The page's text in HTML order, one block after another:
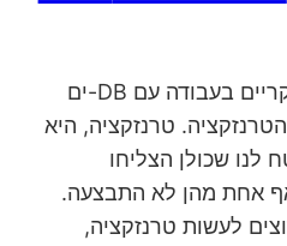
אחד ה- primitives העיקריים בעבודה עם DB-ים
טרנזקציה, היא
לנו שכולן הצליחו
אחת מהן לא התבצעה.
לעשות טרנזקציה,